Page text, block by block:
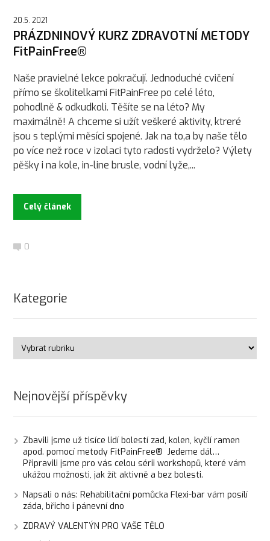
20.5. 2021
PRÁZDNINOVÝ KURZ ZDRAVOTNÍ METODY
FitPainFree®
Naše pravielné lekce pokračují. Jednoduché cvičení
přímo se školitelkami FitPainFree po celé léto,
pohodlně & odkudkoli. Těšíte se na léto? My
maximálně! A chceme si užít veškeré aktivity, ktreré
jsou s teplými měsíci spojené. Jak na to,a by naše tělo
po více než roce v izolaci tyto radosti vydrželo? Výlety
pěšky i na kole, in-line brusle, vodní lyže,...
Celý článek
0
Kategorie
Nejnovější příspěvky
Zbavili jsme už tisíce lidí bolestí zad, kolen, kyčlí ramen
apod. pomocí metody FitPainFree® Jedeme dál…
Připravili jsme pro vás celou sérii workshopů, které vám
ukážou možnosti, jak žít aktivně a bez bolesti.
Napsali o nás: Rehabilitační pomůcka Flexi-bar vám posílí
záda, břicho i pánevní dno
ZDRAVÝ VALENTÝN PRO VAŠE TĚLO